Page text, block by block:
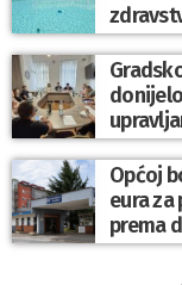
Općoj
eura
prema